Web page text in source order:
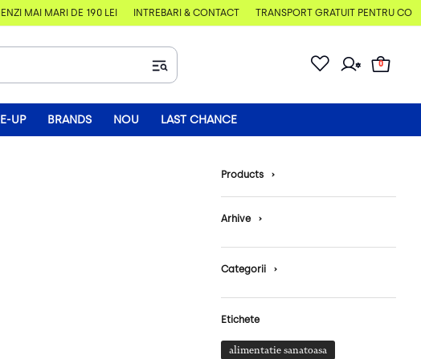
MAI MARI DE 190 LEI ÎNTREBĂRI & CONTACT TRANSPORT GRATUIT PENTRU
0
UP BRANDS NOU LAST CHANCE
Products ›
Arhive ›
Categorii ›
Etichete
alimentatie sanatoasa